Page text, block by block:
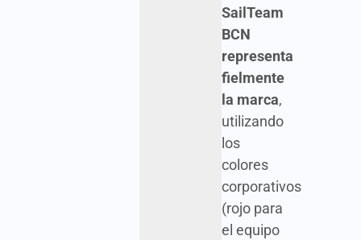
SailTeam
BCN
representa
fielmente
la marca,
utilizando
los
colores
corporativos
(rojo para
el equipo